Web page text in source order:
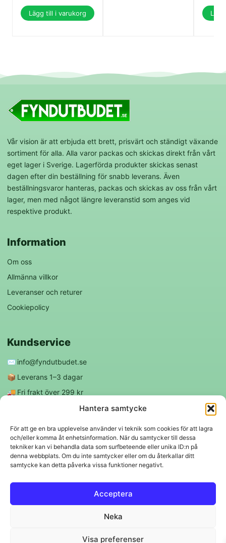
Hantera samtycke
För att ge en bra upplevelse använder vi teknik som cookies för att lagra
och/eller komma åt enhetsinformation. När du samtycker till dessa
tekniker kan vi behandla data som surfbeteende eller unika ID:n på
denna webbplats. Om du inte samtycker eller om du återkallar ditt
samtycke kan detta påverka vissa funktioner negativt.
Acceptera
Neka
Visa preferenser
Lägg till i varukorg
Vår vision är att erbjuda ett brett, prisvärt och ständigt växande
sortiment för alla. Alla varor packas och skickas direkt från vårt
eget lager i Sverige. Lagerförda produkter skickas senast
dagen efter din beställning för snabb leverans. Även
beställningsvaror hanteras, packas och skickas av oss från vårt
lager, men med något längre leveranstid som anges vid
respektive produkt.
Information
Om oss
Allmänna villkor
Leveranser och returer
Cookiepolicy
Kundservice
✉️ info@fyndutbudet.se
📦 Leverans 1–3 dagar
🚚 Fri frakt över 299 kr
Följ oss
f ◎
Swish